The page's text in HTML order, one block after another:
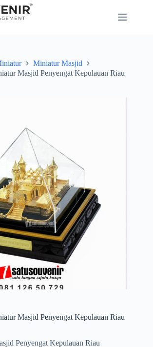
Miniatur Masjid
Masjid Penyengat Kepulauan Riau
Masjid Penyengat Kepulauan Riau
Penyengat Kepulauan Riau